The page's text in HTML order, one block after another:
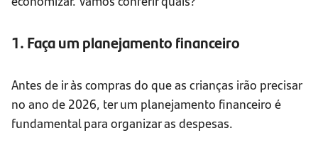
1. Faça um planejamento financeiro
Antes de ir às compras do que as crianças irão precisar
no ano de 2026, ter um planejamento financeiro é
fundamental para organizar as despesas.